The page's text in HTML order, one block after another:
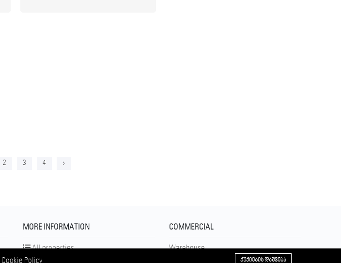
2 3 4 ›
MORE INFORMATION
All properties
COMMERCIAL
Warehouse
596 43 22 33
Cookie Policy ᲥᲣᲥᲘᲔᲑᲘᲡ ᲓᲐᲨᲕᲔᲑᲐ